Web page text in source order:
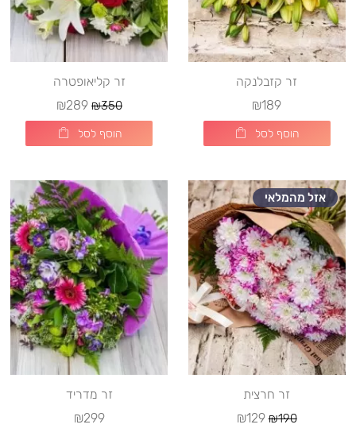
זר קזבלנקה
₪189
הוסף לסל
זר קליאופטרה
₪350
₪289
הוסף לסל
אזל מהמלאי
זר חרצית
₪190
₪129
זר מדריד
₪299